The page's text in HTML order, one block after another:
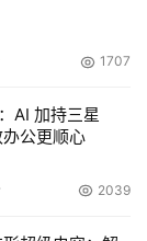
GMail，给竞
没有占据世界
回答说：“我
看到别的书籍
获得更多的信
1707
AI 加持三星
公更顺心
2039